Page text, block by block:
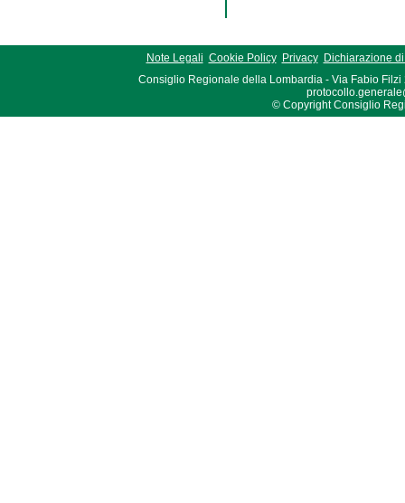
Note Legali Cookie Policy Privacy
Dichiarazione
Consiglio Regionale della Lombardia - Via Fabio Filzi
© Copyright Consiglio